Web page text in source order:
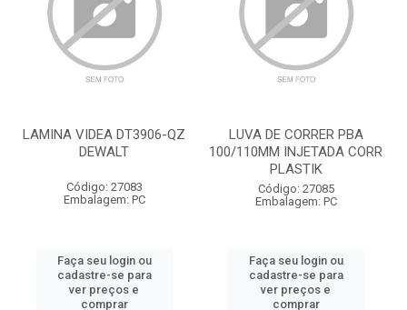
LAMINA VIDEA DT3906-QZ
DEWALT
Código: 27083
Embalagem: PC
Faça seu login ou
cadastre-se para
ver preços e
comprar
LUVA DE CORRER PBA
100/110MM INJETADA CORR
PLASTIK
Código: 27085
Embalagem: PC
Faça seu login ou
cadastre-se para
ver preços e
comprar